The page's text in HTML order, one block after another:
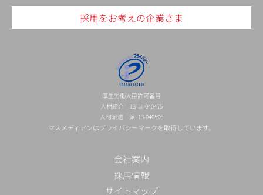
採用をお考えの企業さま
厚生労働大臣許可番号
人材紹介 13-ユ-040475
人材派遣 派 13-040596
マスメディアンはプライバシーマークを取得しています。
会社案内
採用情報
サイトマップ